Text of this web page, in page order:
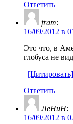
Ответить
fram:
16/09/2012 в
Это что, в
глобуса не
[Цитировать]
Ответить
ЛеНиН:
16/09/2012 в